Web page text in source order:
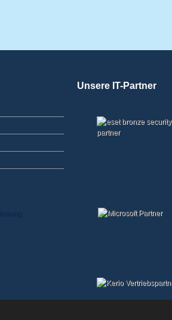
Unsere IT-Partner